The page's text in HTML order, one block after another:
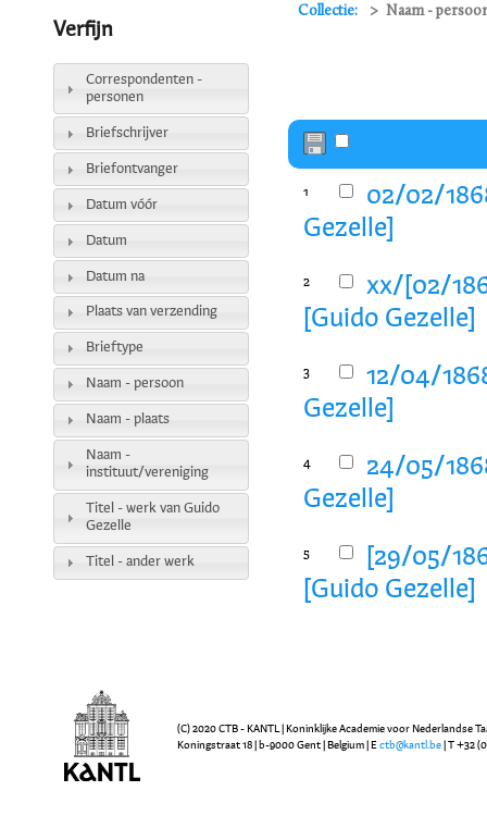
Collectie: Naam -
1
02/02/
Gezelle]
2
xx/[02/
[Guido Gezelle]
3
12/04/
Gezelle]
4
24/05/
Gezelle]
5
[29/05/
[Guido Gezelle]
Verfijn
Correspondenten -
personen
Briefschrijver
Briefontvanger
Datum vóór
Datum
Datum na
Plaats van verzending
Brieftype
Naam - persoon
Naam - plaats
Naam -
instituut/vereniging
Titel - werk van Guido
Gezelle
Titel - ander werk
(C) 2020 CTB - KANTL | Koninklijke Academie voor Nederlandse
Koningstraat 18 | b-9000 Gent | Belgium | E ctb@kantl.be | T +32